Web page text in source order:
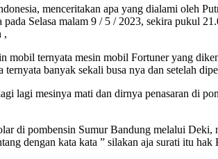
menceritakan apa yang dialami oleh
Selasa malam 9 / 5 / 2023, sekira pukul
,
ternyata mesin mobil Fortuner yang
banyak sekali busa nya dan setelah
lagi mesinya mati dan dirnya penasaran di
di pombensin Sumur Bandung melalui
dengan kata kata ” silakan aja surati itu